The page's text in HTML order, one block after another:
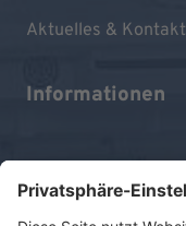
Aktuelles & Kontakt
Informationen
Impressum
Datenschutz